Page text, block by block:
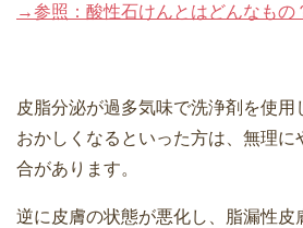
→参照：酸性石けんとはどんなもの
皮脂分泌が過多気味で洗浄剤を使
おかしくなるといった方は、無理に
合があります。
逆に皮膚の状態が悪化し、脂漏性皮